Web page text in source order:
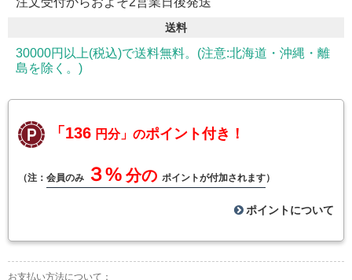
送料
30000円以上(税込)で送料無料。(注意:北海道・沖縄・離
島を除く。)
「136 円分」のポイント付き！
（注： 会員のみ ３% 分の ポイントが付加されます）
ポイントについて
お支払い方法について：